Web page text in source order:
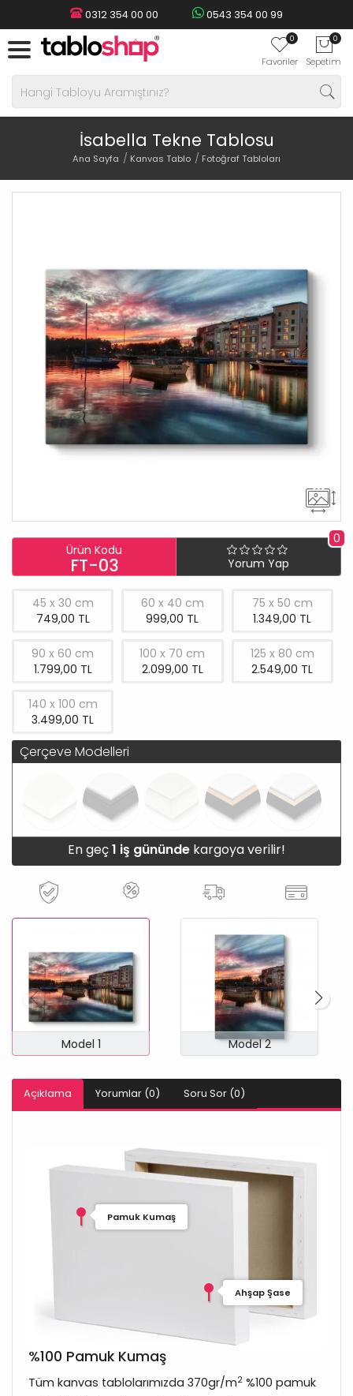
0312 354 00 00 0543 354 00 99
0
Favoriler
0
Sepetim
İsabella Tekne Tablosu
Ana Sayfa Kanvas Tablo Fotoğraf Tabloları
Ürün Kodu
FT-03
0
Yorum Yap
45 x 30 cm
749,00 TL
60 x 40 cm
999,00 TL
75 x 50 cm
1.349,00 TL
90 x 60 cm
1.799,00 TL
100 x 70 cm
2.099,00 TL
125 x 80 cm
2.549,00 TL
140 x 100 cm
3.499,00 TL
Çerçeve Modelleri
En geç1 iş gününde kargoya verilir!
Model 1 Model 2
Açıklama Yorumlar (0) Soru Sor (0)
Pamuk Kumaş
Ahşap Şase
%100 Pamuk Kumaş
Tüm kanvas tablolarımızda 370gr/m2 %100 pamuk